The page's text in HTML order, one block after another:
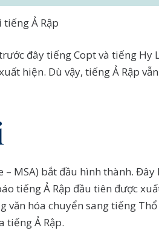
tiếng Ả Rập
đây tiếng Copt và tiếng Hy
hiện. Dù vậy, tiếng Ả Rập
MSA) bắt đầu hình thành.
tiếng Ả Rập đầu tiên được
văn hóa chuyển sang tiếng
tiếng Ả Rập.